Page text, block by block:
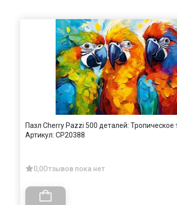
Пазл Cherry Pazzi 500 деталей: Тропическое
Артикул: CP20388
0,0Отзывов пока нет